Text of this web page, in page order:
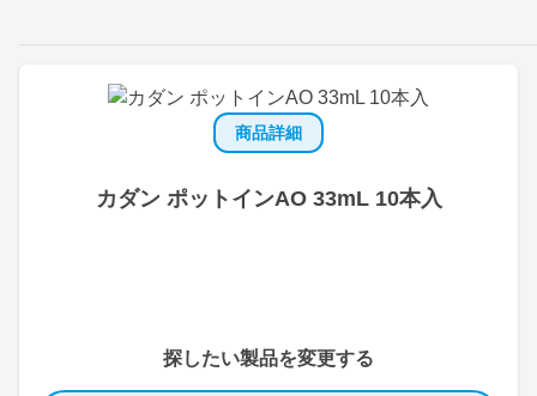
取扱店検索はこちら
商品詳細
カダン ポットインAO 33mL 10本入
探したい製品を変更する